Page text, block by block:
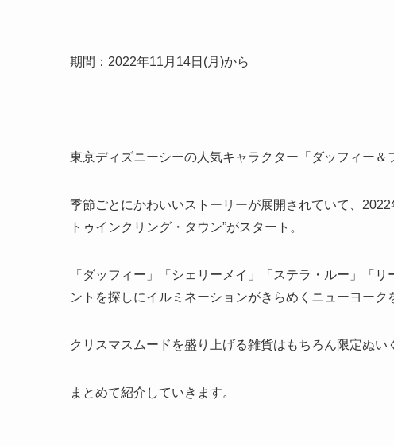
期間：2022年11月14日(月)から
東京ディズニーシーの人気キャラクター「ダッフィー＆
季節ごとにかわいいストーリーが展開されていて、
トゥインクリング・タウン”がスタート。
「ダッフィー」「シェリーメイ」「ステラ・ルー」「
ントを探しにイルミネーションがきらめくニューヨーク
クリスマスムードを盛り上げる雑貨はもちろん限定ぬい
まとめて紹介していきます。